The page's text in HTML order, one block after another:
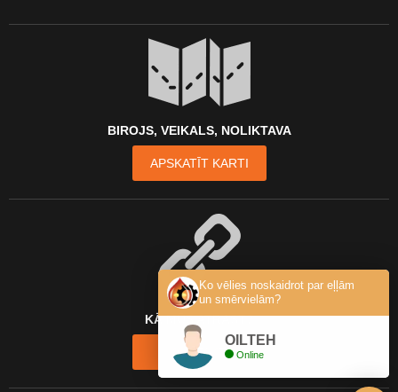
BIROJS, VEIKALS, NOLIKTAVA
APSKATĪT KARTI
KĀ MŪS ATRAST?
KONTAKTI
Ko vēlies noskaidrot par eļļām
un smērvielām?
OILTEH
Online